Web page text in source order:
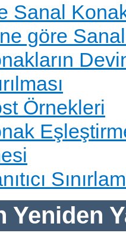
Sanal
göre
Örnekleri
Yeniden